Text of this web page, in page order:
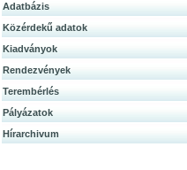
Adatbázis
Közérdek­ű adatok
Kiadványok
Rendezvények
Terembérlés
Pályázatok
Hírarchivum